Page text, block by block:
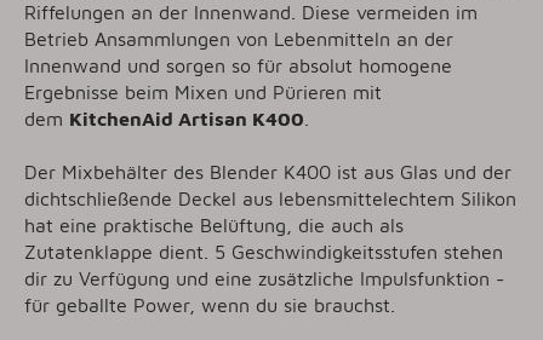
Riffelungen an der Innenwand. Diese vermeiden im
Betrieb Ansammlungen von Lebenmitteln an der
Innenwand und sorgen so für absolut homogene
Ergebnisse beim Mixen und Pürieren mit
dem KitchenAid Artisan K400
Der Mixbehälter des Blender K400 ist aus Glas und der
dichtschließende Deckel aus lebensmittelechtem Silikon
hat eine praktische Belüftung, die auch als
Zutatenklappe dient. 5 Geschwindigkeitsstufen stehen
dir zu Verfügung und eine zusätzliche Impulsfunktion -
für geballte Power, wenn du sie brauchst.